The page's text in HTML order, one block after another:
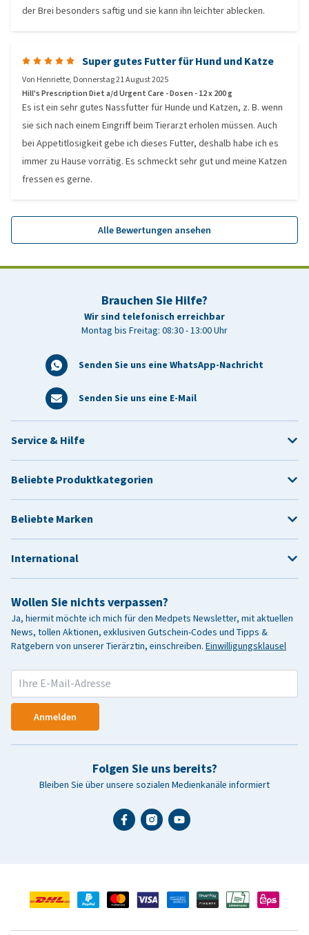
der Brei besonders saftig und sie kann ihn leichter ablecken.
Super gutes Futter für Hund und Katze
Von Henriette, Donnerstag 21 August 2025
Hill's Prescription Diet a/d Urgent Care - Dosen - 12 x 200 g
Es ist ein sehr gutes Nassfutter für Hunde und Katzen, z. B. wenn
sie sich nach einem Eingriff beim Tierarzt erholen müssen. Auch
bei Appetitlosigkeit gebe ich dieses Futter, deshalb habe ich es
immer zu Hause vorrätig. Es schmeckt sehr gut und meine Katzen
fressen es gerne.
Alle Bewertungen ansehen
Brauchen Sie Hilfe?
Wir sind telefonisch erreichbar
Montag bis Freitag: 08:30 - 13:00 Uhr
Senden Sie uns eine WhatsApp-Nachricht
Senden Sie uns eine E-Mail
Wollen Sie nichts verpassen?
Ja, hiermit möchte ich mich für den Medpets Newsletter, mit aktuellen
News, tollen Aktionen, exklusiven Gutschein-Codes und Tipps &
Ratgebern von unserer Tierärztin, einschreiben. Einwilligungsklausel
Anmelden
Folgen Sie uns bereits?
Bleiben Sie über unsere sozialen Medienkanäle informiert
Service & Hilfe
Beliebte Produktkategorien
Beliebte Marken
International